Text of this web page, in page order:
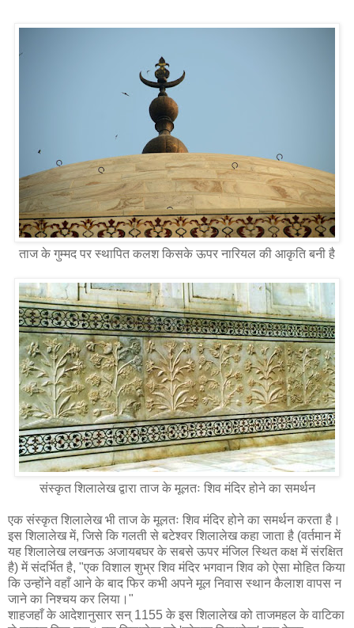
ताज के गुम्मद पर स्थापित कलश किसके ऊपर नारियल की आकृति बनी है
संस्कृत शिलालेख द्वारा ताज के मूलतः शिव मंदिर होने का समर्थन
एक संस्कृत शिलालेख भी ताज के मूलतः शिव मंदिर होने का समर्थन करता है।
इस शिलालेख में, जिसे कि गलती से बटेश्वर शिलालेख कहा जाता है (वर्तमान में
यह शिलालेख लखनऊ अजायबघर के सबसे ऊपर मंजिल स्थित कक्ष में संरक्षित
है) में संदर्भित है, "एक विशाल शुभ्र शिव मंदिर भगवान शिव को ऐसा मोहित किया
कि उन्होंने वहाँ आने के बाद फिर कभी अपने मूल निवास स्थान कैलाश वापस न
जाने का निश्चय कर लिया।"
शाहजहाँ के आदेशानुसार सन् 1155 के इस शिलालेख को ताजमहल के वाटिका